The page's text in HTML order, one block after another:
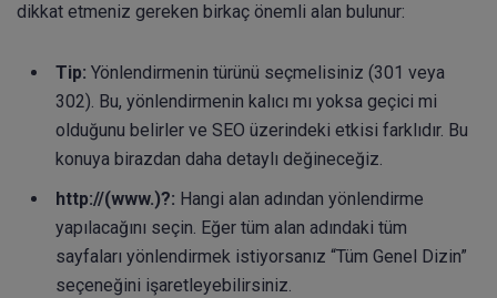
dikkat etmeniz gereken birkaç önemli alan bulunur:
Tip: Yönlendirmenin türünü seçmelisiniz (301 veya
302). Bu, yönlendirmenin kalıcı mı yoksa geçici mi
olduğunu belirler ve SEO üzerindeki etkisi farklıdır. Bu
konuya birazdan daha detaylı değineceğiz.
http://(www.)?: Hangi alan adından yönlendirme
yapılacağını seçin. Eğer tüm alan adındaki tüm
sayfaları yönlendirmek istiyorsanız “Tüm Genel Dizin”
seçeneğini işaretleyebilirsiniz.